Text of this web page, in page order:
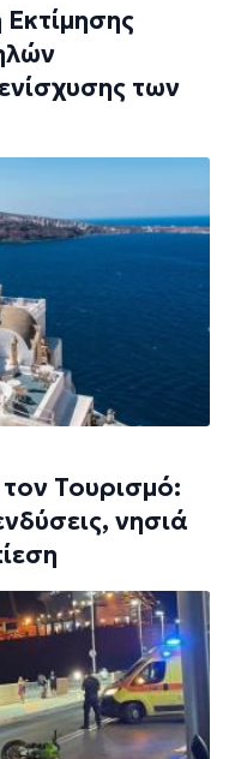
των
Τουρισμό:
νησιά